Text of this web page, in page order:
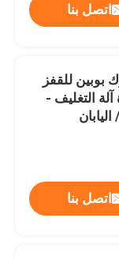
اتصل بنا
بوبين للقفز
التغليف -
اتصل بنا